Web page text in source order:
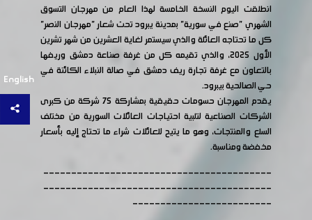
English
انطلقت اليوم النسخة الخامسة لهذا العام من مهرجان التسوق
الشهري "صنع في سورية" بمدينة يبرود تحت شعار "مهرجان النصر"
كل ما تحتاجه العائلة والذي سيستمر لغاية العشرين من شهر تشرين
الأول ٢٠٢٥، والذي تقيمه كل من غرفة صناعة دمشق وريفها
بالتعاون مع غرفة تجارة ريف دمشق في صالة النبلاء الكائنة في
حي الصالحية بيبرود.
يقدم المهرجان حسومات حقيقية بمشاركة 75 شركة من كبرى
الشركات الصناعية لتلبية احتياجات العائلات السورية من مختلف
السلع والمنتجات، وهو ما يتيح للعائلات شراء ما تحتاج إليه بأسعار
مخفضة ومناسبة.
-----------------------------------------
-----------------------------------------
-------------------------